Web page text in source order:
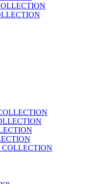
COLLECTION